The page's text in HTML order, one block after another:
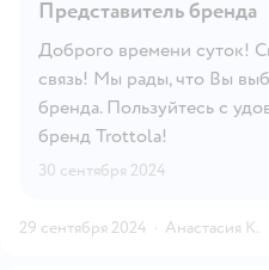
Представитель бренда
Доброго времени суток!
связь! Мы рады, что Вы
бренда. Пользуйтесь с
бренд Trottola!
30 сентября 2024
29 сентября 2024 · Анастасия К.